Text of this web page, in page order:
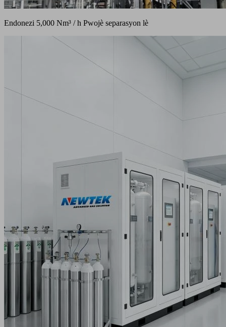
Endonezi 5,000 Nm³ / h Pwojè separasyon lè